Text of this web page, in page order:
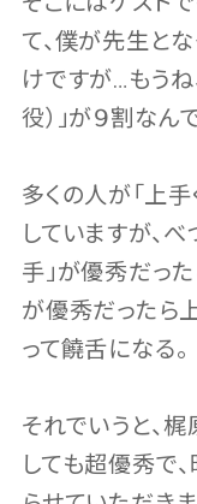
て、僕が先生と
けですが…もうね
役）」が９割なん
多くの人が「上
していますが、べ
手」が優秀だっ
が優秀だったら
って饒舌になる。
それでいうと、
しても超優秀で